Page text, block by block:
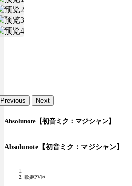
Previous Next
Absolunote【初音ミク：マジシャン】
Absolunote【初音ミク：マジシャン】
歌姬PV区